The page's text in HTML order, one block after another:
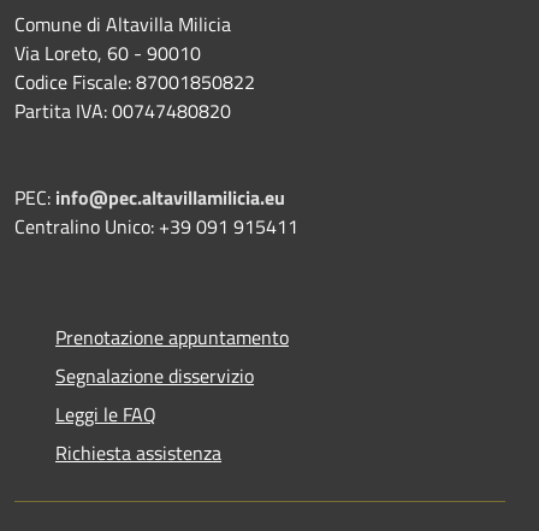
Comune di Altavilla Milicia
Via Loreto, 60 - 90010
Codice Fiscale: 87001850822
Partita IVA: 00747480820
PEC: info@pec.altavillamilicia.eu
Centralino Unico: +39 091 915411
Prenotazione appuntamento
Segnalazione disservizio
Leggi le FAQ
Richiesta assistenza